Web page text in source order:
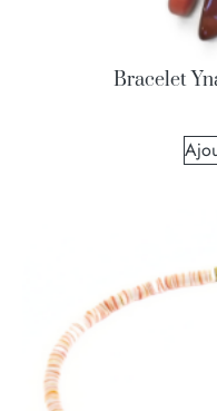
Bracelet